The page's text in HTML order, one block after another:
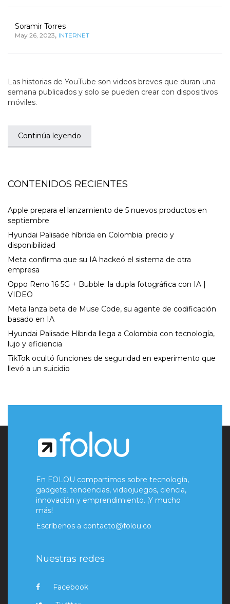
Soramir Torres
May 26, 2023, INTERNET
Las historias de YouTube son videos breves que duran una
semana publicados y solo se pueden crear con dispositivos
móviles.
Continúa leyendo
CONTENIDOS RECIENTES
Apple prepara el lanzamiento de 5 nuevos productos en
septiembre
Hyundai Palisade híbrida en Colombia: precio y
disponibilidad
Meta confirma que su IA hackeó el sistema de otra
empresa
Oppo Reno 16 5G + Bubble: la dupla fotográfica con IA |
VIDEO
Meta lanza beta de Muse Code, su agente de codificación
basado en IA
Hyundai Palisade Híbrida llega a Colombia con tecnología,
lujo y eficiencia
TikTok ocultó funciones de seguridad en experimento que
llevó a un suicidio
En FOLOU compartimos sobre tecnología,
gadgets, tendencias, videojuegos, ciencia,
innovación y emprendimiento. ¡Y mucho
más!
Escríbenos a contacto@folou.co
Nuestras redes
Facebook